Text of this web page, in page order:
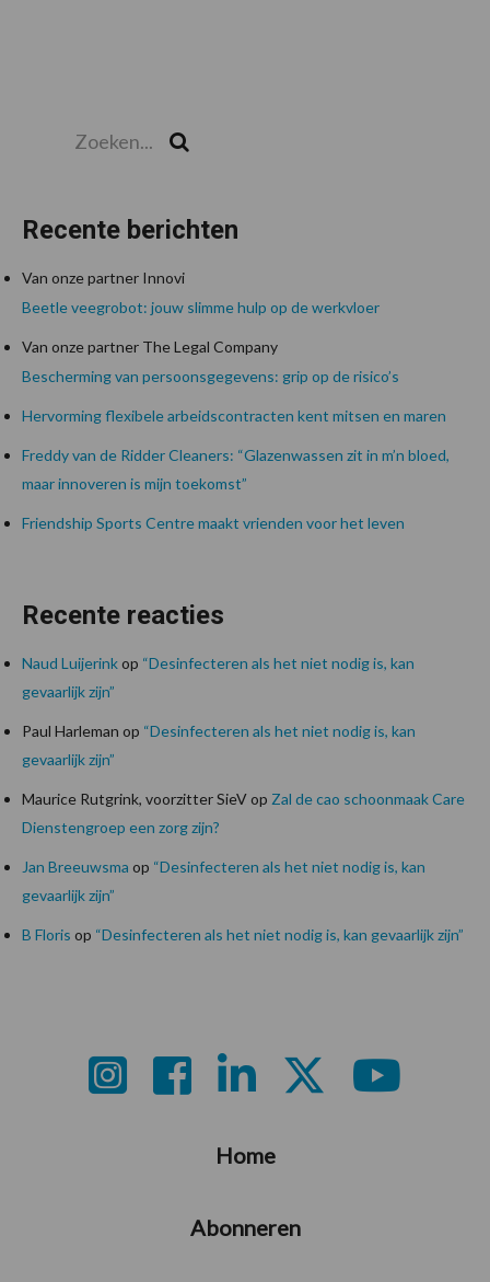
Recente berichten
Van onze partner Innovi
Beetle veegrobot: jouw slimme hulp op de werkvloer
Van onze partner The Legal Company
Bescherming van persoonsgegevens: grip op de risico’s
Hervorming flexibele arbeidscontracten kent mitsen en maren
Freddy van de Ridder Cleaners: “Glazenwassen zit in m’n bloed,
maar innoveren is mijn toekomst”
Friendship Sports Centre maakt vrienden voor het leven
Recente reacties
Naud Luijerinkop “Desinfecteren als het niet nodig is, kan
gevaarlijk zijn”
Paul Harleman op “Desinfecteren als het niet nodig is, kan
gevaarlijk zijn”
Maurice Rutgrink, voorzitter SieVop Zal de cao schoonmaak Care
Dienstengroep een zorg zijn?
Jan Breeuwsma op “Desinfecteren als het niet nodig is, kan
gevaarlijk zijn”
B Floris op “Desinfecteren als het niet nodig is, kan gevaarlijk zijn”
Home
Abonneren